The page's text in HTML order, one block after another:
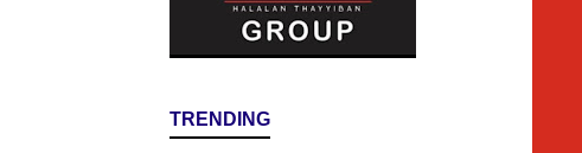
TRENDING